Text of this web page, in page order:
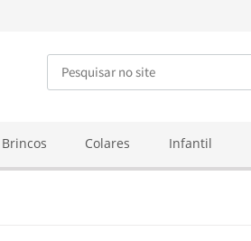
BUSCA
Brincos Colares Infantil